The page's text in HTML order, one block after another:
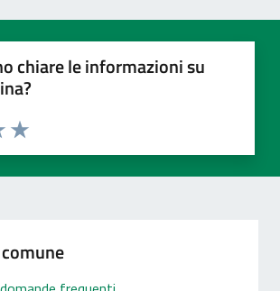
chiare le informazioni su
Valuta 5 stelle su 5
4 stelle su 5
stelle su 5
su 5
5